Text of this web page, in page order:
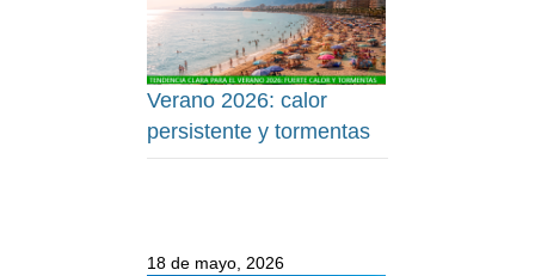
Verano 2026: calor
persistente y tormentas
18 de mayo, 2026